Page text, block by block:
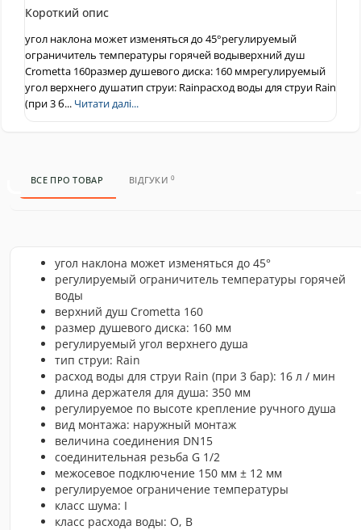
Короткий опис
угол наклона может изменяться до 45°регулируемый
ограничитель температуры горячей водыверхний душ
Crometta 160размер душевого диска: 160 ммрегулируемый
угол верхнего душатип струи: Rainрасход воды для струи Rain
(при 3 б... Читати далі...
ВСЕ ПРО ТОВАР ВІДГУКИ0
угол наклона может изменяться до 45°
регулируемый ограничитель температуры горячей
воды
верхний душ Crometta 160
размер душевого диска: 160 мм
регулируемый угол верхнего душа
тип струи: Rain
расход воды для струи Rain (при 3 бар): 16 л / мин
длина держателя для душа: 350 мм
регулируемое по высоте крепление ручного душа
вид монтажа: наружный монтаж
величина соединения DN15
соединительная резьба G 1/2
межосевое подключение 150 мм ± 12 мм
регулируемое ограничение температуры
класс шума: I
класс расхода воды: O, B